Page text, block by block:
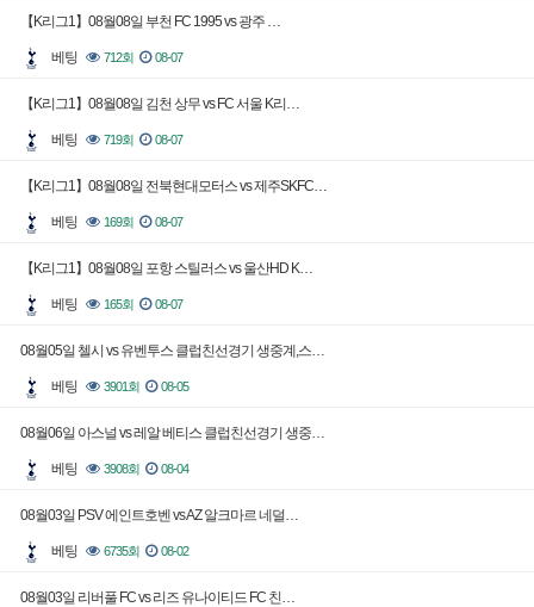
【K리그1】08월08일 부천 FC 1995 vs 광주 …
베팅 712회 08-07
【K리그1】08월08일 김천 상무 vs FC 서울 K리…
베팅 719회 08-07
【K리그1】08월08일 전북현대모터스 vs 제주SKFC…
베팅 169회 08-07
【K리그1】08월08일 포항 스틸러스 vs 울산HD K…
베팅 165회 08-07
08월05일 첼시 vs 유벤투스 클럽친선경기 생중계,스…
베팅 3901회 08-05
08월06일 아스널 vs 레알 베티스 클럽친선경기 생중…
베팅 3908회 08-04
08월03일 PSV 에인트호벤 vs AZ 알크마르 네덜…
베팅 6735회 08-02
08월03일 리버풀 FC vs 리즈 유나이티드 FC 친…